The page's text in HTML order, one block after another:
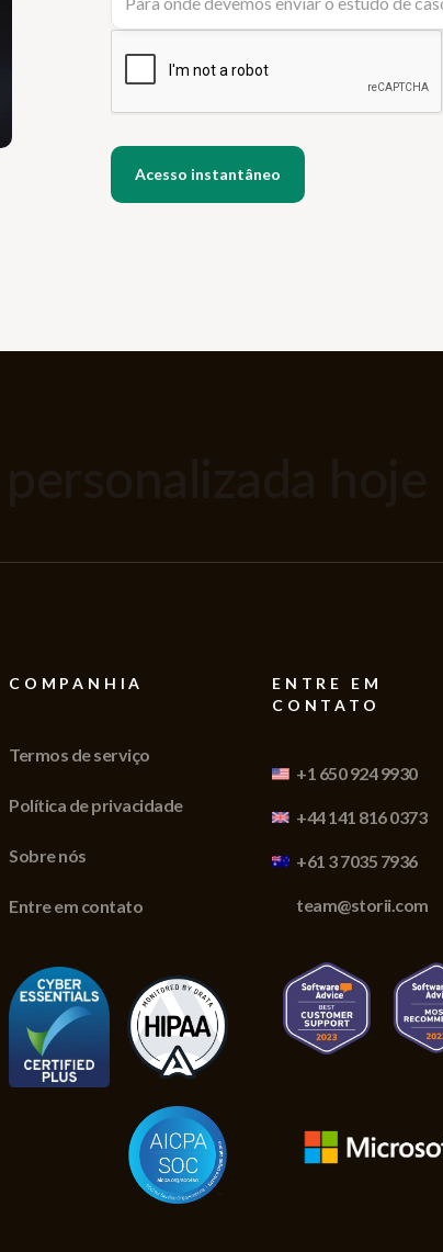
COMPANHIA
Termos de serviço
Política de privacidade
Sobre nós
Entre em contato
ENTRE EM
CONTATO
+1 650 924 9930
+44 141 816 0373
+61 3 7035 7936
team@storii.com